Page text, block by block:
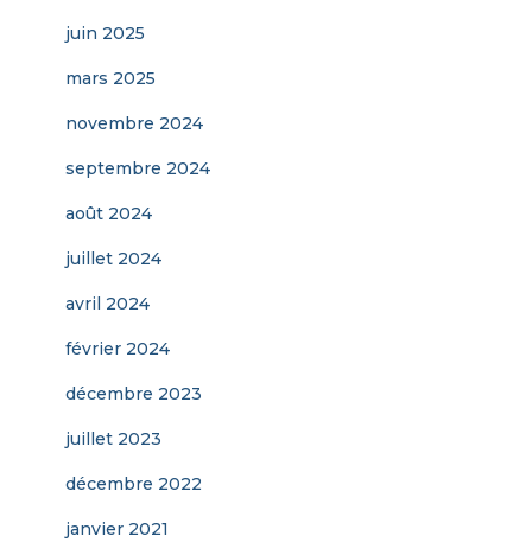
juin 2025
mars 2025
novembre 2024
septembre 2024
août 2024
juillet 2024
avril 2024
février 2024
décembre 2023
juillet 2023
décembre 2022
janvier 2021